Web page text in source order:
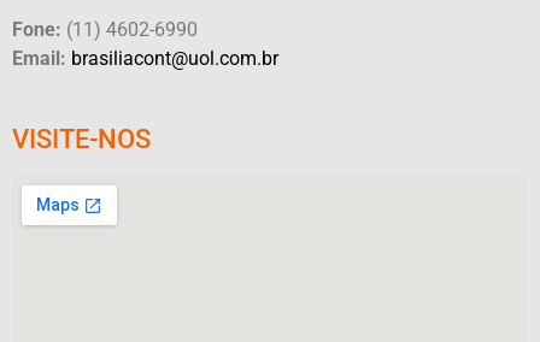
Fone: (11) 4602-6990
Email: brasiliacont@uol.com.br
VISITE-NOS